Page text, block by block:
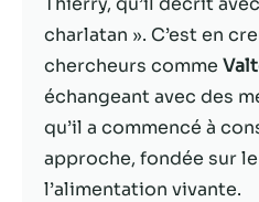
charlatan ». C’est en
chercheurs comme
échangeant avec des
qu’il a commencé à
approche, fondée sur
l’alimentation vivante.